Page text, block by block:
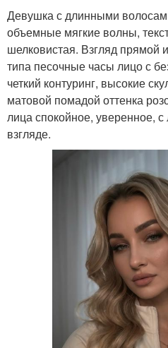
Девушка с длинными
объемные мягкие волны,
шелковистая. Взгляд прямой
типа песочные часы лицо с
четкий контуринг, высокие
матовой помадой оттенка
лица спокойное, уверенное,
взгляде.